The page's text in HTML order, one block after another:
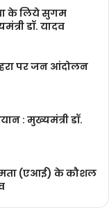
के लिये सुगम
डॉ. यादव
पर जन आंदोलन
: मुख्यमंत्री डॉ.
(एआई) के कौशल